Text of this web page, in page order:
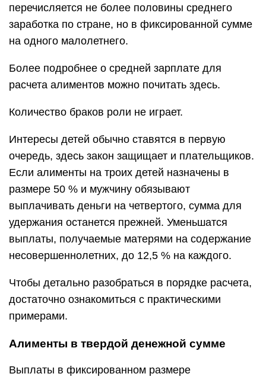
перечисляется не более половины среднего
заработка по стране, но в фиксированной сумме
на одного малолетнего.
Более подробнее о средней зарплате для
расчета алиментов можно почитать здесь.
Количество браков роли не играет.
Интересы детей обычно ставятся в первую
очередь, здесь закон защищает и плательщиков.
Если алименты на троих детей назначены в
размере 50 % и мужчину обязывают
выплачивать деньги на четвертого, сумма для
удержания останется прежней. Уменьшатся
выплаты, получаемые матерями на содержание
несовершеннолетних, до 12,5 % на каждого.
Чтобы детально разобраться в порядке расчета,
достаточно ознакомиться с практическими
примерами.
Алименты в твердой денежной сумме
Выплаты в фиксированном размере